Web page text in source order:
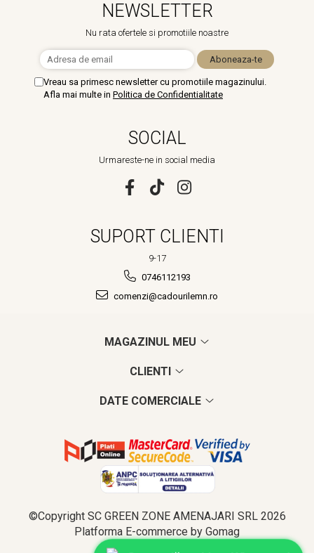
NEWSLETTER
Nu rata ofertele si promotiile noastre
Vreau sa primesc newsletter cu promotiile magazinului.
Afla mai multe in Politica de Confidentialitate
SOCIAL
Urmareste-ne in social media
SUPORT CLIENTI
9-17
0746112193
comenzi@cadourilemn.ro
MAGAZINUL MEU
CLIENTI
DATE COMERCIALE
©Copyright SC GREEN ZONE AMENAJARI SRL 2026
Platforma E-commerce by Gomag